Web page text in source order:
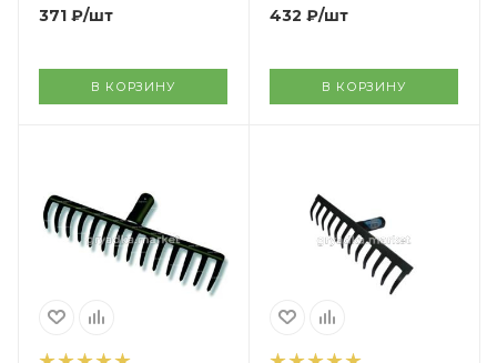
371 ₽/шт
В КОРЗИНУ
432 ₽/шт
В КОРЗИНУ